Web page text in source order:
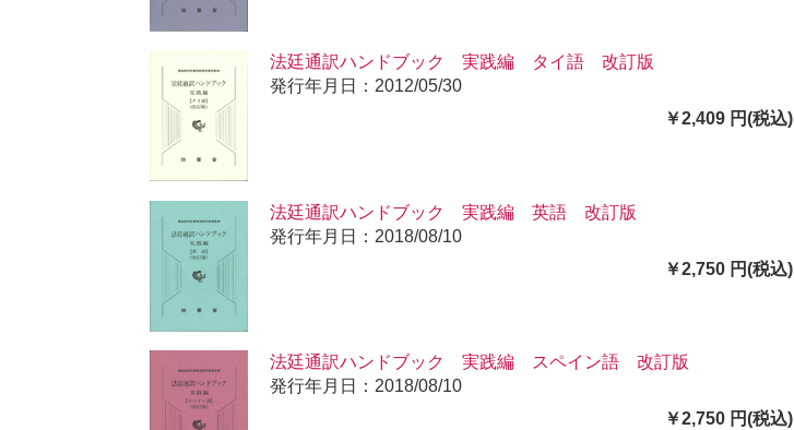
法廷通訳ハンドブック 実践編 タイ語 改訂版
発行年月日：2012/05/30
￥2,409 円(税込)
法廷通訳ハンドブック 実践編 英語 改訂版
発行年月日：2018/08/10
￥2,750 円(税込)
法廷通訳ハンドブック 実践編 スペイン語 改訂版
発行年月日：2018/08/10
￥2,750 円(税込)